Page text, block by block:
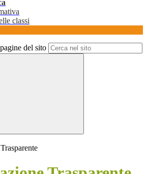
classi
del sito